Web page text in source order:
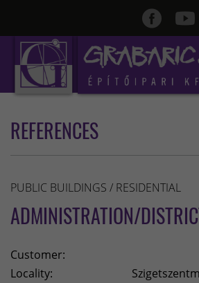
REFERENCES
PUBLIC BUILDINGS / RESIDENTIAL
ADMINISTRATION/
Customer:
Locality: